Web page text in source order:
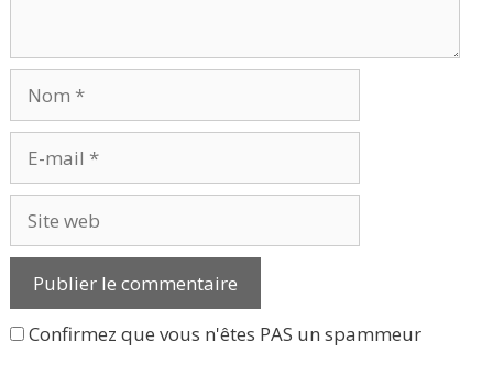
mail
web
Confirmez que vous n'êtes PAS un spammeur